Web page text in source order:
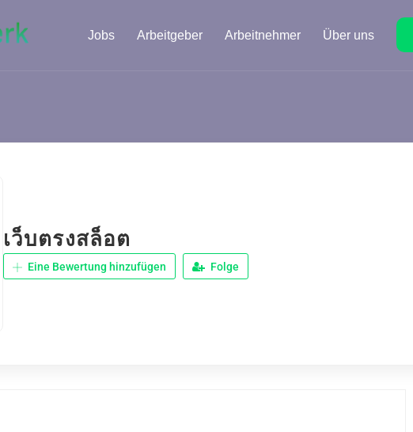
Jobs Arbeitgeber Arbeitnehmer Über uns
เว็บตรงสล็อต
Eine Bewertung hinzufügen Folge